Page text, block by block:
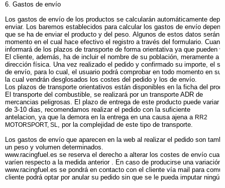
6. Gastos de envío
Los gastos de envío de los productos se calcularán automáticamente
enviar. Los baremos establecidos para calcular los gastos de envío
que se ha de enviar el producto y del peso. Algunos de estos datos serán
momento en el cual hace efectivo el registro a través del formulario.
informará de los plazos de transporte de forma orientativa ya que pueden
El cliente, además, ha de incluir el nombre de su población, meramente a
dirección física. Una vez realizado el pedido y confirmado su importe, el
de envío, para lo cual, el usuario podrá comprobar en todo momento en
la cual vendrán desglosados los costes del pedido y los de envío.
Los plazos de transporte orientativos están disponibles en la ficha del
El transporte del combustible, se realizará por un transporte ADR de
mercancias peligrosas. El plazo de entrega de este producto puede variar
de 3-10 dias, recomendamos realizar el pedido con la suficiente
antelacion, ya que la demora en la entrega en una causa ajena a RR2
MOTORSPORT, SL, por la complejidad de este tipo de transporte.
Los gastos de envío que aparecen en la web al realizar el pedido son
un peso y volumen determinados.
www.racingfuel.es se reserva el derecho a alterar los costes de envío
varíen respecto a la medida anterior . En caso de producirse una variación
www.racingfuel.es se pondrá en contacto con el cliente vía mail para
cliente podrá optar por anular su pedido sin que se le pueda imputar